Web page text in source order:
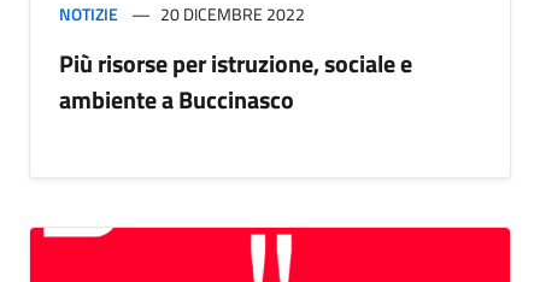
NOTIZIE 20 DICEMBRE 2022
Più risorse per istruzione, sociale e
ambiente a Buccinasco